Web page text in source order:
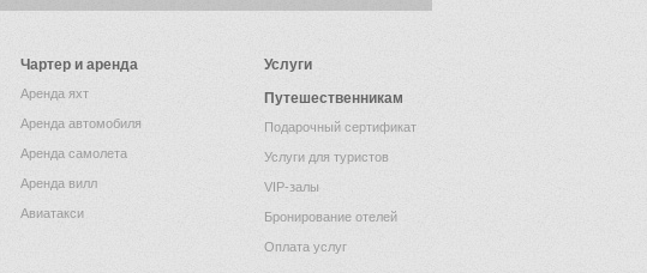
Чартер и аренда
Аренда яхт
Аренда автомобиля
Аренда самолета
Аренда вилл
Авиатакси
Услуги
Путешественникам
Подарочный сертификат
Услуги для туристов
VIP-залы
Бронирование отелей
Оплата услуг